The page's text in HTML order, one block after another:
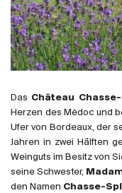
Frankreich
Italien
Spanien
Südafrika
Argentinien
Australien
Brasilien
Chili
Das Château
Herzen des Médoc und
Ufer von Bordeaux, der
Jahren in zwei Hälften
Weinguts im Besitz von
seine Schwester,
den Namen Chasse-